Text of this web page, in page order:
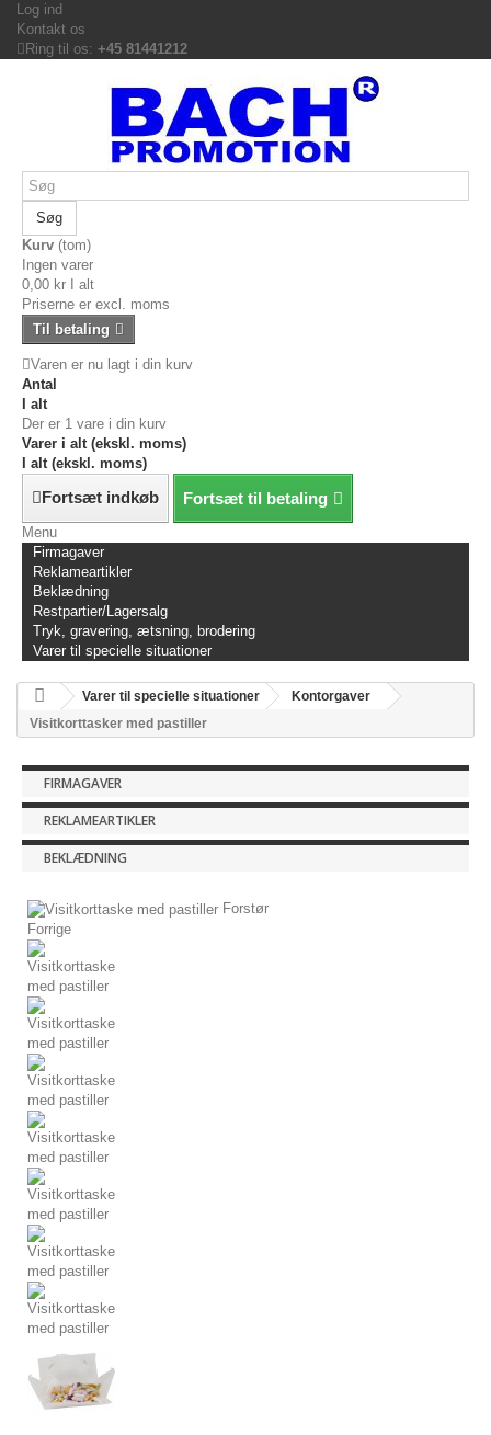
Log ind
Kontakt os
Ring til os: +45 81441212
Søg
Kurv (tom)
Ingen varer
0,00 kr
I alt
Priserne er excl. moms
Til betaling
Varen er nu lagt i din kurv
Antal
I alt
Der er 1 vare i din kurv
Varer i alt (ekskl. moms)
I alt (ekskl. moms)
Fortsæt indkøb Fortsæt til betaling
Menu
Firmagaver
Reklameartikler
Beklædning
Restpartier/Lagersalg
Tryk, gravering, ætsning, brodering
Varer til specielle situationer
Varer til specielle situationer
Kontorgaver
Visitkorttasker med pastiller
FIRMAGAVER
REKLAMEARTIKLER
BEKLÆDNING
Forstør
Forrige